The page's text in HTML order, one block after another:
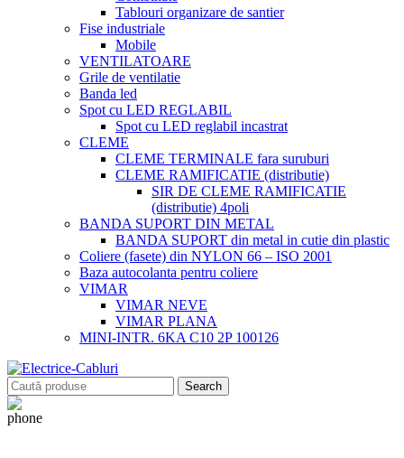
Tablouri organizare de santier
Fise industriale
Mobile
VENTILATOARE
Grile de ventilatie
Banda led
Spot cu LED REGLABIL
Spot cu LED reglabil incastrat
CLEME
CLEME TERMINALE fara suruburi
CLEME RAMIFICATIE (distributie)
SIR DE CLEME RAMIFICATIE
(distributie) 4poli
BANDA SUPORT DIN METAL
BANDA SUPORT din metal in cutie din plastic
Coliere (fasete) din NYLON 66 – ISO 2001
Baza autocolanta pentru coliere
VIMAR
VIMAR NEVE
VIMAR PLANA
MINI-INTR. 6KA C10 2P 100126
Search